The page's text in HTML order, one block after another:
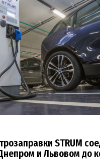
STRUM
и Львовом до